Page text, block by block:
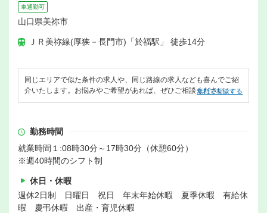
車通勤可
山口県美祢市
ＪＲ美祢線(厚狭－長門市)「於福駅」 徒歩14分
同じエリアで似た条件の求人や、同じ路線の求人なども喜んでご紹
介いたします。お悩みやご希望があれば、ぜひご相談ください。
無料で相談する
勤務時間
就業時間１:08時30分～17時30分（休憩60分）
※週40時間のシフト制
休日・休暇
週休2日制 日曜日 祝日 年末年始休暇 夏季休暇 有給休
暇 慶弔休暇 出産・育児休暇